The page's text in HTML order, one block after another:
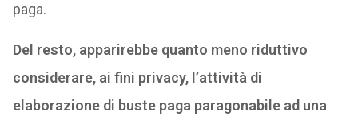
paga.
Del resto, apparirebbe quanto meno riduttivo
considerare, ai fini privacy, l’attività di
elaborazione di buste paga paragonabile ad una